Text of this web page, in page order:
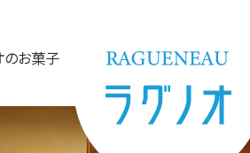
のお菓子